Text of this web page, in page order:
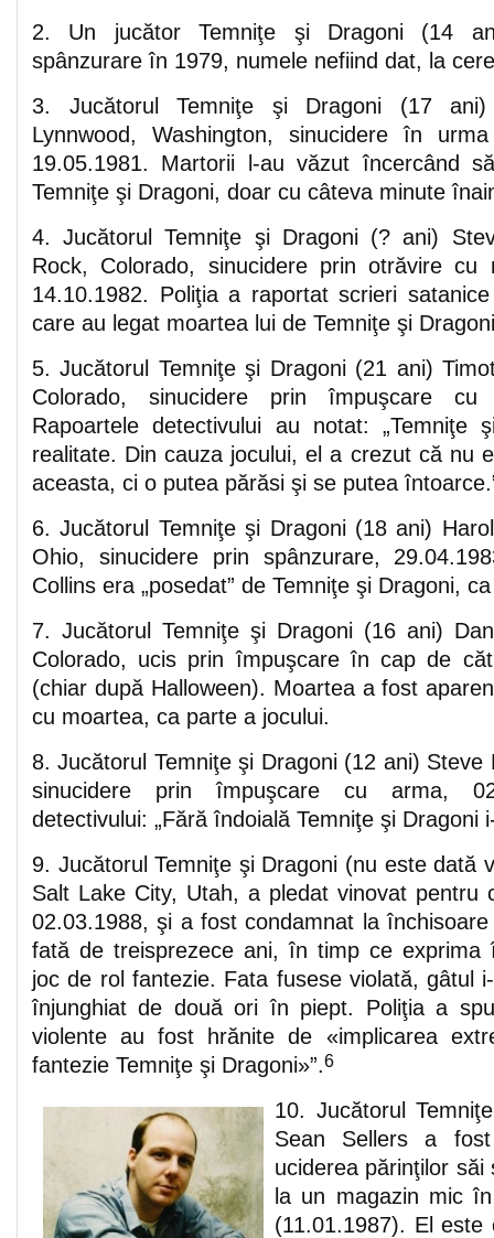
2. Un jucător Temniţe şi Dragoni (14
spânzurare în 1979, numele nefiind dat, la
3. Jucătorul Temniţe şi Dragoni (17 ani)
Lynnwood, Washington, sinucidere în
19.05.1981. Martorii l-au văzut încercând
Temniţe şi Dragoni, doar cu câteva minute
4. Jucătorul Temniţe şi Dragoni (? ani)
Rock, Colorado, sinucidere prin otrăvire cu
14.10.1982. Poliţia a raportat scrieri
care au legat moartea lui de Temniţe şi
5. Jucătorul Temniţe şi Dragoni (21 ani)
Colorado, sinucidere prin împuşcare cu
Rapoartele detectivului au notat: „Temniţe
realitate. Din cauza jocului, el a crezut că nu
aceasta, ci o putea părăsi şi se putea
6. Jucătorul Temniţe şi Dragoni (18 ani)
Ohio, sinucidere prin spânzurare,
Collins era „posedat” de Temniţe şi Dragoni,
7. Jucătorul Temniţe şi Dragoni (16 ani)
Colorado, ucis prin împuşcare în cap de
(chiar după Halloween). Moartea a fost
cu moartea, ca parte a jocului.
8. Jucătorul Temniţe şi Dragoni (12 ani) Steve
sinucidere prin împuşcare cu arma,
detectivului: „Fără îndoială Temniţe şi Dragoni
9. Jucătorul Temniţe şi Dragoni (nu este dată
Salt Lake City, Utah, a pledat vinovat pentru
02.03.1988, şi a fost condamnat la
fată de treisprezece ani, în timp ce exprima
joc de rol fantezie. Fata fusese violată, gâtul
înjunghiat de două ori în piept. Poliţia a
violente au fost hrănite de «implicarea
fantezie Temniţe şi Dragoni»”.6
10. Jucătorul
Sean Sellers a
uciderea părinţilor
la un magazin mic
(11.01.1987). El